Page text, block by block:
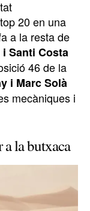
20 en una
a la resta de
Santi Costa
46 de la
i Marc Solà
mecàniques i
la butxaca